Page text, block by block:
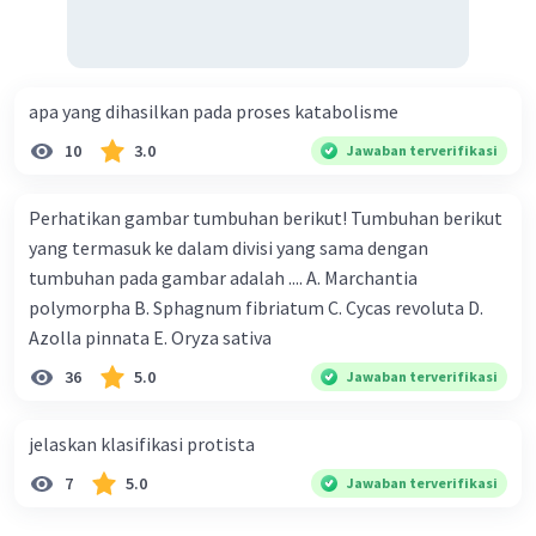
gram
Enam gen dominan: Seratus delapan puluh
Balas
apa yang dihasilkan pada proses katabolisme
10 3.0 Jawaban terverifikasi
Perhatikan gambar tumbuhan berikut! Tumbuhan berikut
yang termasuk ke dalam divisi yang sama dengan
tumbuhan pada gambar adalah .... A. Marchantia
polymorpha B. Sphagnum fibriatum C. Cycas revoluta D.
Azolla pinnata E. Oryza sativa
36 5.0 Jawaban terverifikasi
jelaskan klasifikasi protista
7 5.0 Jawaban terverifikasi